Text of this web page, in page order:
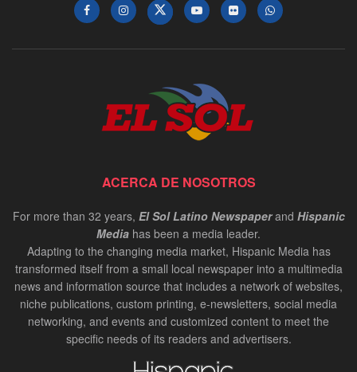
ACERCA DE NOSOTROS
For more than 32 years, El Sol Latino Newspaperand Hispanic
Media has been a media leader.
Adapting to the changing media market, Hispanic Media has
transformed itself from a small local newspaper into a multimedia
news and information source that includes a network of websites,
niche publications, custom printing, e-newsletters, social media
networking, and events and customized content to meet the
specific needs of its readers and advertisers.